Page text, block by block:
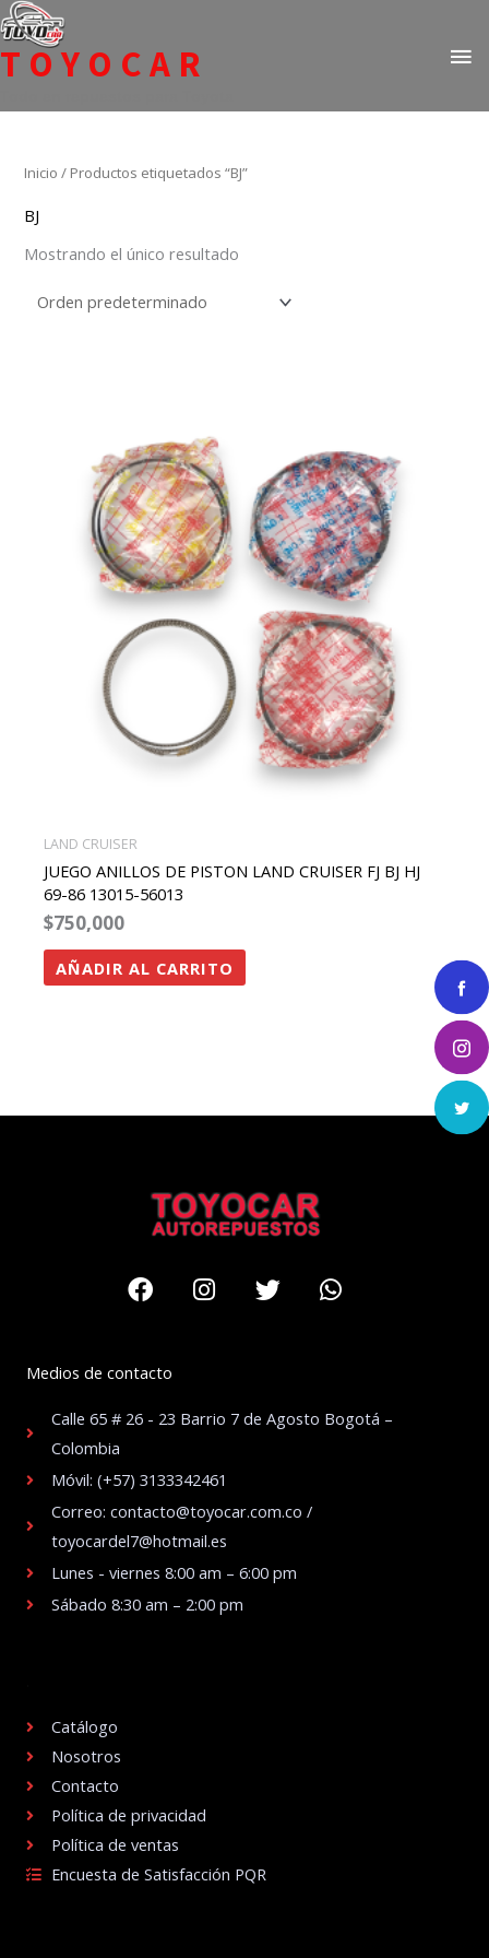
Ir
al
contenido
TOYOCAR
Inicio / Productos etiquetados “BJ”
BJ
Mostrando el único resultado
LAND CRUISER
JUEGO ANILLOS DE PISTON LAND CRUISER FJ BJ HJ
69-86 13015-56013
$750,000
AÑADIR AL CARRITO
FacebookInstagram
TwitterWhatsapp
Medios de contacto
Calle 65 # 26 - 23 Barrio 7 de Agosto Bogotá –
Colombia
Móvil: (+57) 3133342461
Correo: contacto@toyocar.com.co /
toyocardel7@hotmail.es
Lunes - viernes 8:00 am – 6:00 pm
Sábado 8:30 am – 2:00 pm
Catálogo
Nosotros
Contacto
Política de privacidad
Política de ventas
Encuesta de Satisfacción PQR